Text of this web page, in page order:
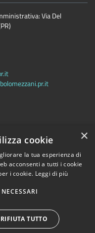
Via Del
redazione
×
cookie
la tua esperienza di
acconsenti a tutti i cookie
i cookie. Leggi di più
RIFIUTA TUTTO